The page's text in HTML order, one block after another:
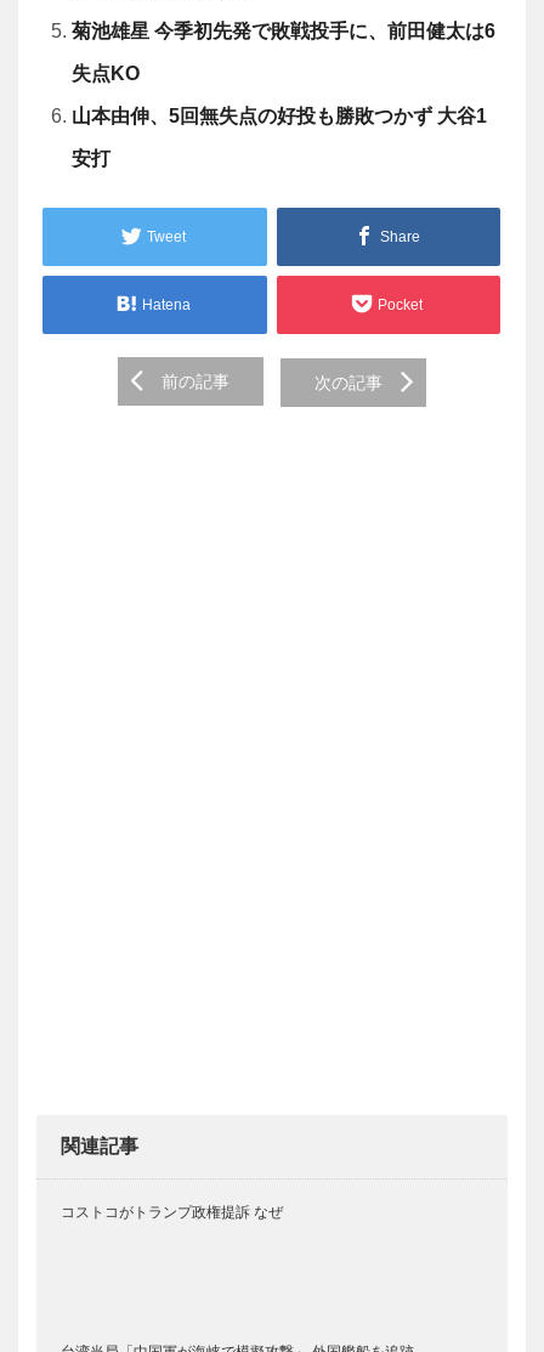
菊池雄星 今季初先発で敗戦投手に、前田健太は6
失点KO
山本由伸、5回無失点の好投も勝敗つかず 大谷1
安打
Tweet Share
Hatena Pocket
navigation
前の記事 次の記事
関連記事
コストコがトランプ政権提訴 なぜ